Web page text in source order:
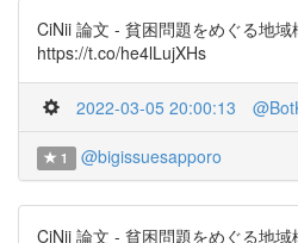
CiNii 論文 - 貧困問題をめぐる地域
https://t.co/he4lLujXHs
2022-03-05 20:00:13
1 @bigissuesapporo
CiNii 論文 - 貧困問題をめぐる地域